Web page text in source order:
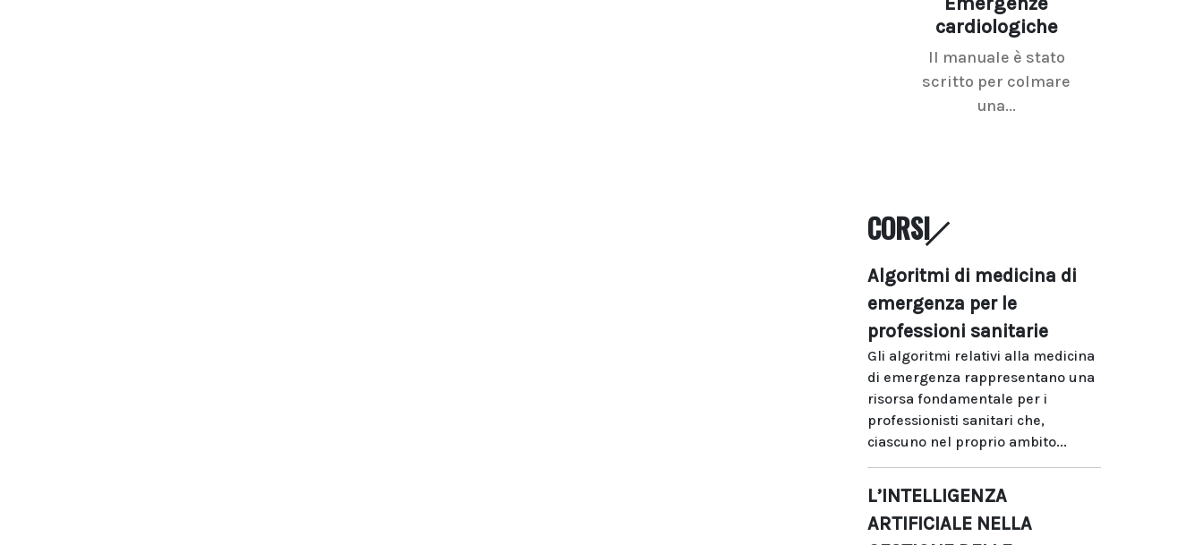
cardiologiche
Il manuale è stato
scritto per colmare
una...
CORSI
Algoritmi di medicina di
emergenza per le
professioni sanitarie
Gli algoritmi relativi alla medicina
di emergenza rappresentano una
risorsa fondamentale per i
professionisti sanitari che,
ciascuno nel proprio ambito...
L’INTELLIGENZA
ARTIFICIALE NELLA